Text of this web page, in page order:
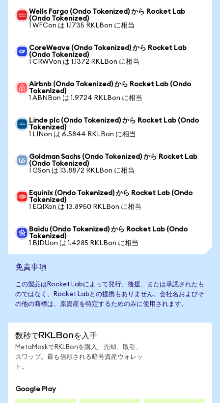
Wells Fargo (Ondo Tokenized) から Rocket Lab
(Ondo Tokenized)
1 WFCon は 1.1735 RKLBon に相当
CoreWeave (Ondo Tokenized) から Rocket Lab
(Ondo Tokenized)
1 CRWVon は 1.1372 RKLBon に相当
Airbnb (Ondo Tokenized) から Rocket Lab (Ondo
Tokenized)
1 ABNBon は 1.9724 RKLBon に相当
Linde plc (Ondo Tokenized) から Rocket Lab (Ondo
Tokenized)
1 LINon は 6.5844 RKLBon に相当
Goldman Sachs (Ondo Tokenized) から Rocket Lab
(Ondo Tokenized)
1 GSon は 13.8872 RKLBon に相当
Equinix (Ondo Tokenized) から Rocket Lab (Ondo
Tokenized)
1 EQIXon は 13.8950 RKLBon に相当
Baidu (Ondo Tokenized) から Rocket Lab (Ondo
Tokenized)
1 BIDUon は 1.4285 RKLBon に相当
免責事項
この製品はRocket Labによって発行、後援、または承認されたも
のではなく、Rocket Labとの提携もありません。会社名およびそ
の他の商標は、原資産を特定するためのみに使用されます。
数秒でRKLBonを入手
MetaMaskでRKLBonを購入、売却、取引、
スワップ。最も信頼される暗号資産ウォレッ
ト。
Google Play